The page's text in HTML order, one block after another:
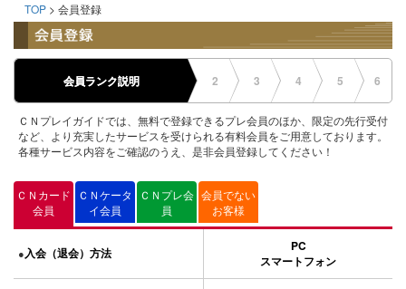
TOP > 会員登録
会員ランク説明 2 3 4 5 6
ＣＮプレイガイドでは、無料で登録できるプレ会員のほか、限定の先行受付
など、より充実したサービスを受けられる有料会員をご用意しております。
各種サービス内容をご確認のうえ、是非会員登録してください！
ＣＮカード
会員
ＣＮケータ
イ会員
ＣＮプレ会
員
会員でない
お客様
●入会（退会）方法
PC
スマートフォン